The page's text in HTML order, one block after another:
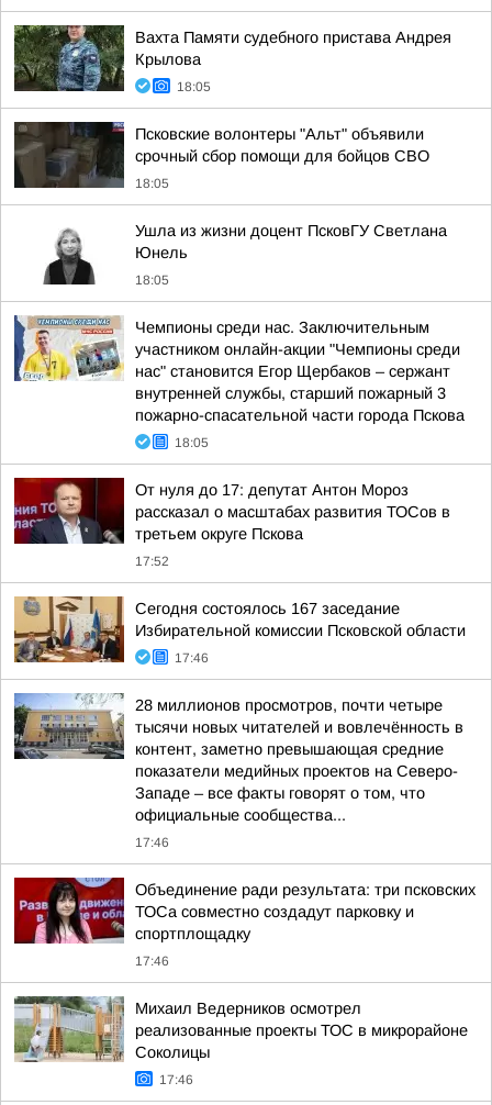
Вахта Памяти судебного пристава Андрея
Крылова
18:05
Псковские волонтеры "Альт" объявили
срочный сбор помощи для бойцов СВО
18:05
Ушла из жизни доцент ПсковГУ Светлана
Юнель
18:05
Чемпионы среди нас. Заключительным
участником онлайн-акции "Чемпионы среди
нас" становится Егор Щербаков – сержант
внутренней службы, старший пожарный 3
пожарно-спасательной части города Пскова
18:05
От нуля до 17: депутат Антон Мороз
рассказал о масштабах развития ТОСов в
третьем округе Пскова
17:52
Сегодня состоялось 167 заседание
Избирательной комиссии Псковской области
17:46
28 миллионов просмотров, почти четыре
тысячи новых читателей и вовлечённость в
контент, заметно превышающая средние
показатели медийных проектов на Северо-
Западе – все факты говорят о том, что
официальные сообщества...
17:46
Объединение ради результата: три псковских
ТОСа совместно создадут парковку и
спортплощадку
17:46
Михаил Ведерников осмотрел
реализованные проекты ТОС в микрорайоне
Соколицы
17:46